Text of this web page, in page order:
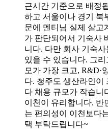
근시간 기준으로 배정
하고 서울이나 경기 북
문에 멘티님 실제 살고
가 판단되어서 기숙사
니다. 다만 회사 기숙
있을 수 있습니다. 그
모가 가장 크고, R&D·
다. 청주도 생산라인이
다 채용 규모가 작습니
이천이 유리합니다. 반
는 편의성이 이천보다
택 부탁드립니다~